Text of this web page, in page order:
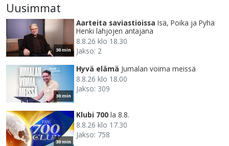
Uusimmat
30 min
Aarteita saviastioissa Isä, Poika ja Pyhä
Henki lahjojen antajana
8.8.26 klo 18.30
Jakso: 2
30 min
Hyvä elämä Jumalan voima meissä
8.8.26 klo 18.00
Jakso: 309
30 min
Klubi 700 la 8.8.
8.8.26 klo 17.30
Jakso: 758